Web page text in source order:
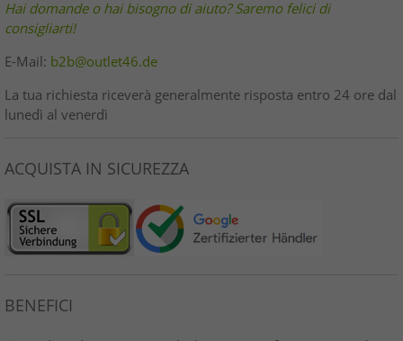
Hai domande o hai bisogno di aiuto? Saremo felici di
consigliarti!
E-Mail: b2b@outlet46.de
La tua richiesta riceverà generalmente risposta entro 24 ore dal
lunedì al venerdì
ACQUISTA IN SICUREZZA
BENEFICI